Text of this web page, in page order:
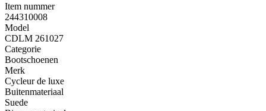
Item nummer
244310008
Model
CDLM 261027
Categorie
Bootschoenen
Merk
Cycleur de luxe
Buitenmateriaal
Suede